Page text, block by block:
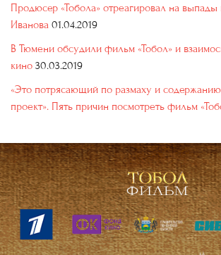
Продюсер «Тобола» отреагировал на выпады
Иванова 01.04.2019
В Тюмени обсудили фильм «Тобол» и
кино 30.03.2019
«Это потрясающий по размаху и
проект». Пять причин посмотреть фильм